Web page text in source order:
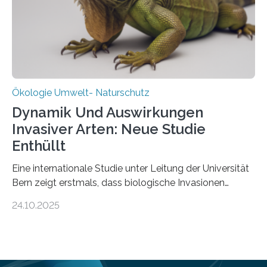
in den vergangenen fünf Jahren von
Wissenschaftlerinnen und Wissenschaftlern des
Thünen-Instituts für Agrarklimaschutz…
Ökologie Umwelt- Naturschutz
Dynamik Und Auswirkungen
Invasiver Arten: Neue Studie
Enthüllt
Eine internationale Studie unter Leitung der Universität
Bern zeigt erstmals, dass biologische Invasionen
Einige Auswirkungen, insbesondere der durch invasive
24.10.2025